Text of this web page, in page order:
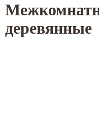
деревянные